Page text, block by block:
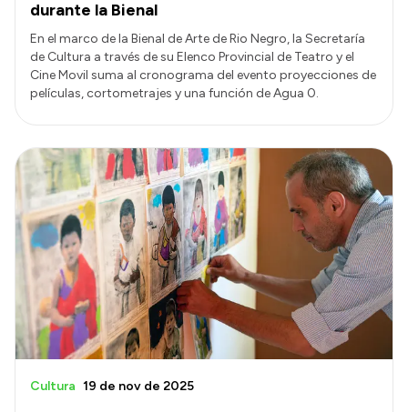
durante la Bienal
En el marco de la Bienal de Arte de Rio Negro, la Secretaría
de Cultura a través de su Elenco Provincial de Teatro y el
Cine Movil suma al cronograma del evento proyecciones de
películas, cortometrajes y una función de Agua 0.
Cultura 19 de nov de 2025